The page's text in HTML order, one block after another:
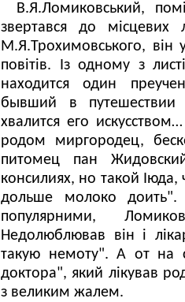
В.Я.Ломиковський,
звертався до місцевих
М.Я.Трохимовського, він
повітів. Із одному з
находится один
бывший в путешествии
хвалится его
родом миргородец,
питомец пан
консилиях, но такой
дольше молоко доить".
популярними,
Недолюблював він і
такую немоту". А от на
доктора", який лікував
з великим жалем.